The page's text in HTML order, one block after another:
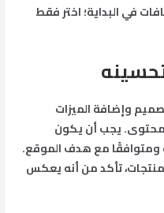
في البداية؛ اختر فقط
وإضافة الميزات
يجب أن يكون
ومتوافقًا مع هدف الموقع.
تأكد من أنه يعكس